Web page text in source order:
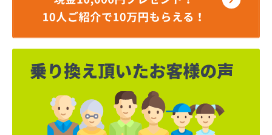
株式会社タキガワ
株式会社ツバメ商会
株式会社フジイエネルギー
株式会社ホームエネルギー南九州
株式会社ホームエネルギー南九州
株式会社ミスミ 八代支店
株式会社ミスミ 八代事業所
株式会社ライフサポート九州 LPガス課
株式会社丸仙商会